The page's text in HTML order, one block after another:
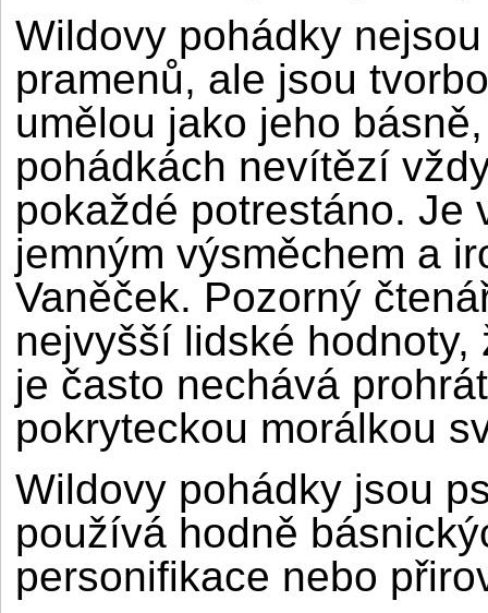
Wildovy pohádky
pramenů, ale jsou
umělou jako jeho
pohádkách nevítězí
pokaždé potrestáno. Je
jemným výsměchem a
Vaněček. Pozorný
nejvyšší lidské
je často nechává
pokryteckou morálkou
Wildovy pohádky jsou
používá hodně
personifikace nebo